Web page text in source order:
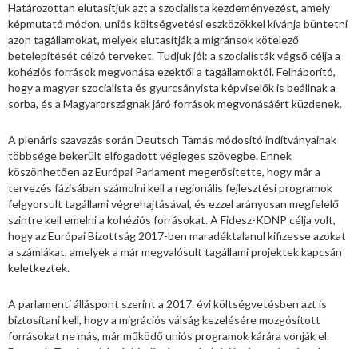
Határozottan elutasítjuk azt a szocialista kezdeményezést, amely
képmutató módon, uniós költségvetési eszközökkel kívánja büntetni
azon tagállamokat, melyek elutasítják a migránsok kötelező
betelepítését célzó terveket. Tudjuk jól: a szocialisták végső célja a
kohéziós források megvonása ezektől a tagállamoktól. Felháborító,
hogy a magyar szocialista és gyurcsányista képviselők is beállnak a
sorba, és a Magyarországnak járó források megvonásáért küzdenek.
A plenáris szavazás során Deutsch Tamás módosító indítványainak
többsége bekerült elfogadott végleges szövegbe. Ennek
köszönhetően az Európai Parlament megerősítette, hogy már a
tervezés fázisában számolni kell a regionális fejlesztési programok
felgyorsult tagállami végrehajtásával, és ezzel arányosan megfelelő
szintre kell emelni a kohéziós forrásokat. A Fidesz-KDNP célja volt,
hogy az Európai Bizottság 2017-ben maradéktalanul kifizesse azokat
a számlákat, amelyek a már megvalósult tagállami projektek kapcsán
keletkeztek.
A parlamenti álláspont szerint a 2017. évi költségvetésben azt is
biztosítani kell, hogy a migrációs válság kezelésére mozgósított
forrásokat ne más, már működő uniós programok kárára vonják el.